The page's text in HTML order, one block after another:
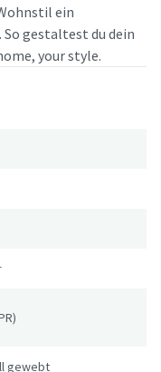
ein
gestaltest du dein
your style.
gewebt